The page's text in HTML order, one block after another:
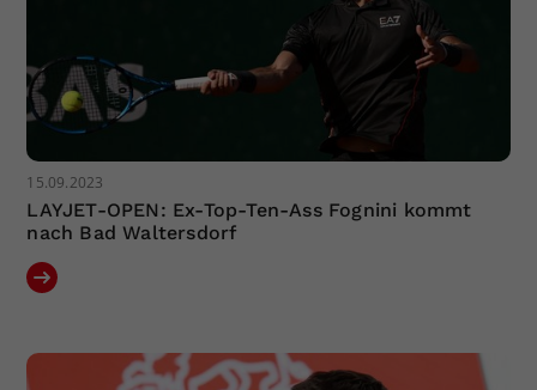
15.09.2023
LAYJET-OPEN: Ex-Top-Ten-Ass Fognini kommt
nach Bad Waltersdorf